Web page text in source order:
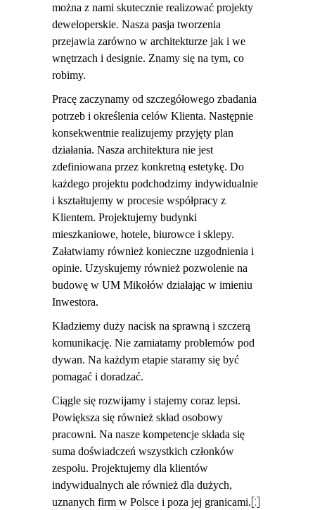
można z nami skutecznie realizować projekty
deweloperskie. Nasza pasja tworzenia
przejawia zarówno w architekturze jak i we
wnętrzach i designie. Znamy się na tym, co
robimy.
Pracę zaczynamy od szczegółowego zbadania
potrzeb i określenia celów Klienta. Następnie
konsekwentnie realizujemy przyjęty plan
działania. Nasza architektura nie jest
zdefiniowana przez konkretną estetykę. Do
każdego projektu podchodzimy indywidualnie
i kształtujemy w procesie współpracy z
Klientem. Projektujemy budynki
mieszkaniowe, hotele, biurowce i sklepy.
Załatwiamy również konieczne uzgodnienia i
opinie. Uzyskujemy również pozwolenie na
budowę w UM Mikołów działając w imieniu
Inwestora.
Kładziemy duży nacisk na sprawną i szczerą
komunikację. Nie zamiatamy problemów pod
dywan. Na każdym etapie staramy się być
pomagać i doradzać.
Ciągle się rozwijamy i stajemy coraz lepsi.
Powiększa się również skład osobowy
pracowni. Na nasze kompetencje składa się
suma doświadczeń wszystkich członków
zespołu. Projektujemy dla klientów
indywidualnych ale również dla dużych,
uznanych firm w Polsce i poza jej granicami.[:]